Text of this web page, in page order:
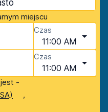
miejscu
Czas
11:00 AM
Czas
11:00 AM
-
,